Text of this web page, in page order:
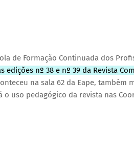
de Formação Continuada dos
edições nº 38 e nº 39 da Revista
na sala 62 da Eape, também
o uso pedagógico da revista nas